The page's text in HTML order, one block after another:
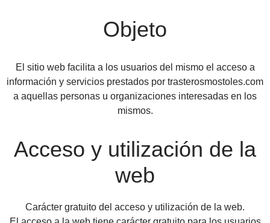
Objeto
El sitio web facilita a los usuarios del mismo el acceso a
información y servicios prestados por trasterosmostoles.com
a aquellas personas u organizaciones interesadas en los
mismos.
Acceso y utilización de la
web
Carácter gratuito del acceso y utilización de la web.